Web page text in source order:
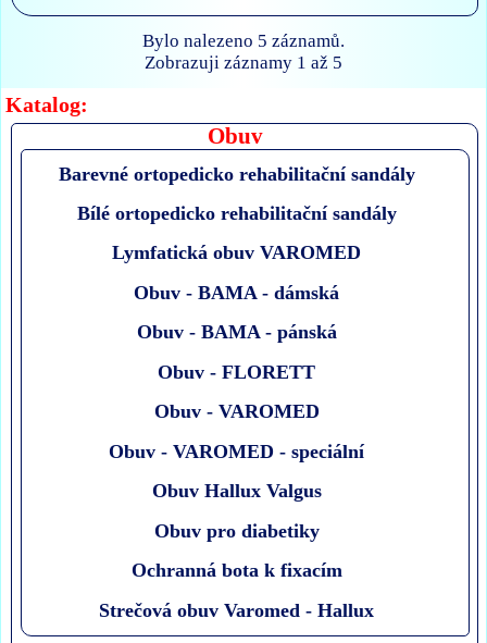
Katalog:
Obuv
Barevné ortopedicko rehabilitační sandály
Bílé ortopedicko rehabilitační sandály
Lymfatická obuv VAROMED
Obuv - BAMA - dámská
Obuv - BAMA - pánská
Obuv - FLORETT
Obuv - VAROMED
Obuv - VAROMED - speciální
Obuv Hallux Valgus
Obuv pro diabetiky
Ochranná bota k fixacím
Strečová obuv Varomed - Hallux
Bylo nalezeno 5 záznamů.
Zobrazuji záznamy 1 až 5